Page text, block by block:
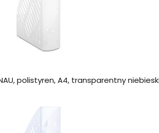
polistyren, A4, transparentny